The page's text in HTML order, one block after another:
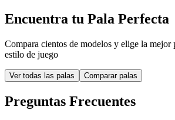
Encuentra tu Pala Perfecta
Compara cientos de modelos y elige la mejor
estilo de juego
Ver todas las palas Comparar palas
Preguntas Frecuentes